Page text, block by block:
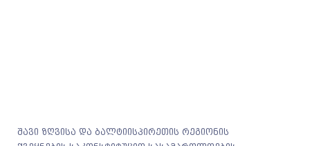
შავი ზღვისა და ბალტიისპირეთის რეგიონის